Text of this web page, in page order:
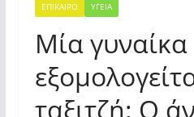
ΕΠΙΚΑΙΡΟ ΥΓΕΙΑ
Μία γυναίκα
ταξιτζή: Ο